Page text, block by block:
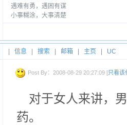
遇难有勇，遇困有谋
小事糊涂，大事清楚
信息 搜索 邮箱 主页 UC
Post By：2008-08-29 20:27:09 [只看该
对于女人来讲，
药。